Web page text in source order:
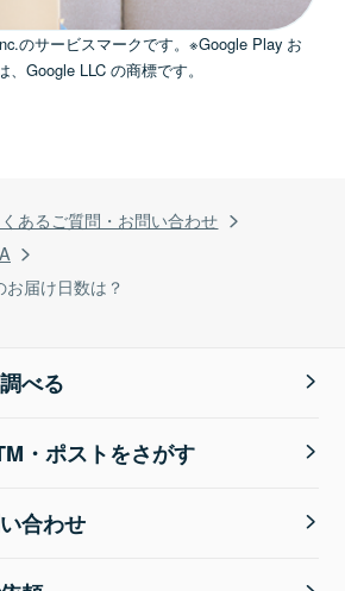
あるご質問・お問い合わせ
届け日数は？
のサービスマークです。※Google Play お
Google LLC の商標です。
べる
・ポストをさがす
合わせ